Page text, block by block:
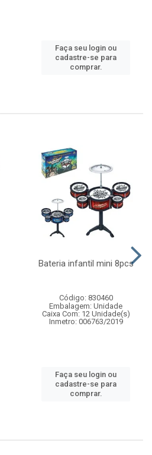
Faça seu login ou
cadastre-se para
comprar.
Bateria infantil mini 8pcs
Código: 830460
Embalagem: Unidade
Caixa Com: 12 Unidade(s)
Inmetro: 006763/2019
Faça seu login ou
cadastre-se para
comprar.